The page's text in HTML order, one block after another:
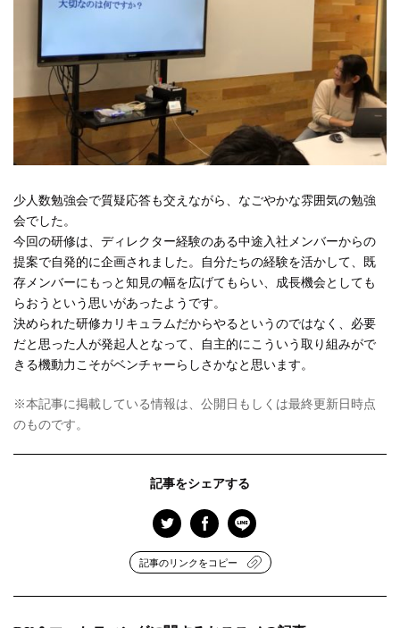
少人数勉強会で質疑応答も交えながら、なごやかな雰囲気の勉強
会でした。
今回の研修は、ディレクター経験のある中途入社メンバーからの
提案で自発的に企画されました。自分たちの経験を活かして、既
存メンバーにもっと知見の幅を広げてもらい、成長機会としても
らおうという思いがあったようです。
決められた研修カリキュラムだからやるというのではなく、必要
だと思った人が発起人となって、自主的にこういう取り組みがで
きる機動力こそがベンチャーらしさかなと思います。
※本記事に掲載している情報は、公開日もしくは最終更新日時点
のものです。
記事をシェアする
記事のリンクをコピー